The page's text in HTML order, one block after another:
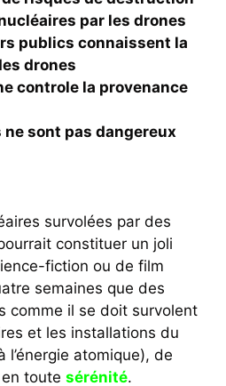
par les drones
publics connaissent la
drones
controle la provenance
ne sont pas dangereux
survolées par des
constituer un joli
fiction ou de film
semaines que des
comme il se doit survolent
et les installations du
l’énergie atomique), de
toute sérénité.